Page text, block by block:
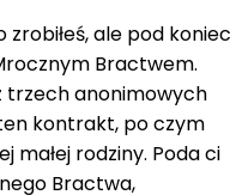
ale pod koniec
Bractwem.
trzech anonimowych
kontrakt, po czym
małej rodziny. Poda ci
Bractwa,